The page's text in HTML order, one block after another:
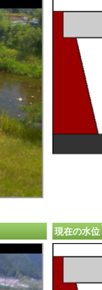
現在の水位